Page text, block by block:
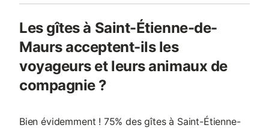
Les gîtes à Saint-Étienne-de-
Maurs acceptent-ils les
voyageurs et leurs animaux de
compagnie ?
Bien évidemment ! 75% des gîtes à Saint-Étienne-